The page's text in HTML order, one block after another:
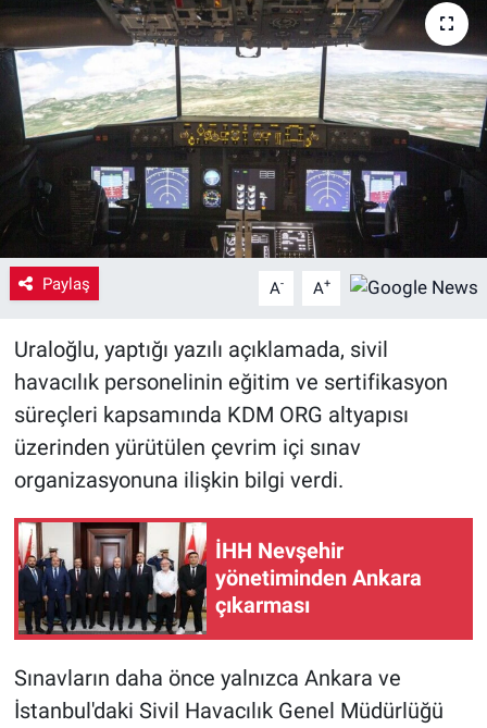
Paylaş A- A+
Uraloğlu, yaptığı yazılı açıklamada, sivil
havacılık personelinin eğitim ve sertifikasyon
süreçleri kapsamında KDM ORG altyapısı
üzerinden yürütülen çevrim içi sınav
organizasyonuna ilişkin bilgi verdi.
İHH Nevşehir
yönetiminden Ankara
çıkarması
Sınavların daha önce yalnızca Ankara ve
İstanbul'daki Sivil Havacılık Genel Müdürlüğü
VEFATLAR